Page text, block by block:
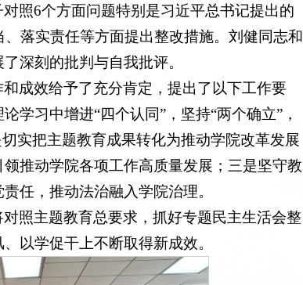
照6个方面问题特别是习近平总书记提出的
落实责任等方面提出整改措施。刘健同志和
深刻的批判与自我批评。
成效给予了充分肯定，提出了以下工作要
学习中增进“四个认同”，坚持“两个确立”，
实把主题教育成果转化为推动学院改革发展
推动学院各项工作高质量发展；三是坚守教
任，推动法治融入学院治理。
照主题教育总要求，抓好专题民主生活会整
以学促干上不断取得新成效。